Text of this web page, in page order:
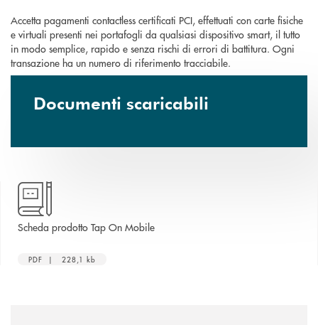
Accetta pagamenti contactless certificati PCI, effettuati con carte fisiche
e virtuali presenti nei portafogli da qualsiasi dispositivo smart, il tutto
in modo semplice, rapido e senza rischi di errori di battitura. Ogni
transazione ha un numero di riferimento tracciabile.
Documenti scaricabili
Scheda prodotto Tap On Mobileapre una nuova finestra
PDF | 228,1 kb